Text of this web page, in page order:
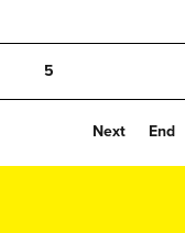
5
Next End